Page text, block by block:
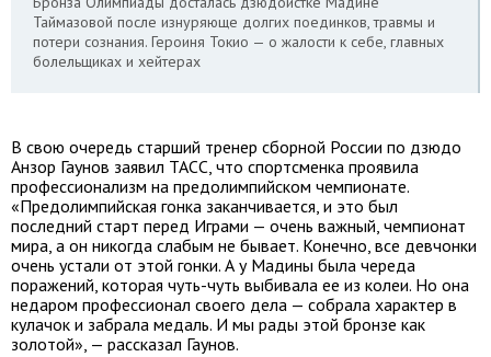
Таймазовой после изнуряюще долгих поединков, травмы и
потери сознания. Героиня Токио — о жалости к себе, главных
болельщиках и хейтерах
В свою очередь старший тренер сборной России по дзюдо
Анзор Гаунов заявил ТАСС, что спортсменка проявила
профессионализм на предолимпийском чемпионате.
«Предолимпийская гонка заканчивается, и это был
последний старт перед Играми — очень важный, чемпионат
мира, а он никогда слабым не бывает. Конечно, все девчонки
очень устали от этой гонки. А у Мадины была череда
поражений, которая чуть-чуть выбивала ее из колеи. Но она
недаром профессионал своего дела — собрала характер в
кулачок и забрала медаль. И мы рады этой бронзе как
золотой», — рассказал Гаунов.